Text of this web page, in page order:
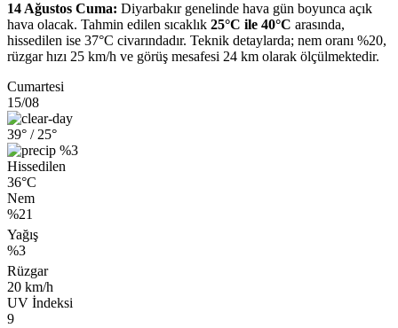
14 Ağustos Cuma: Diyarbakır genelinde hava gün boyunca açık
hava olacak. Tahmin edilen sıcaklık 25°C ile 40°C arasında,
hissedilen ise 37°C civarındadır. Teknik detaylarda; nem oranı %20,
rüzgar hızı 25 km/h ve görüş mesafesi 24 km olarak ölçülmektedir.
Cumartesi
15/08
39° / 25°
%3
Hissedilen
36°C
Nem
%21
Yağış
%3
Rüzgar
20 km/h
UV İndeksi
9